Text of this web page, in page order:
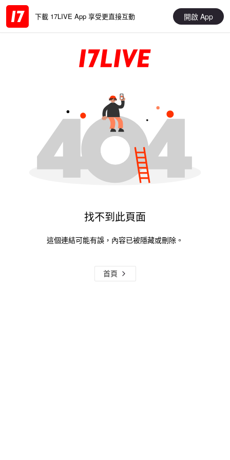
下載 17LIVE App 享受更直接互動 開啟 App
找不到此頁面
這個連結可能有誤，內容已被隱藏或刪除。
首頁